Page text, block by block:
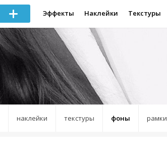
Эффекты Наклейки Текстуры
наклейки текстуры фоны рамки